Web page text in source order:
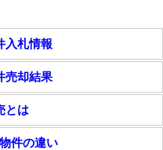
入札情報
売却結果
とは
件の違い